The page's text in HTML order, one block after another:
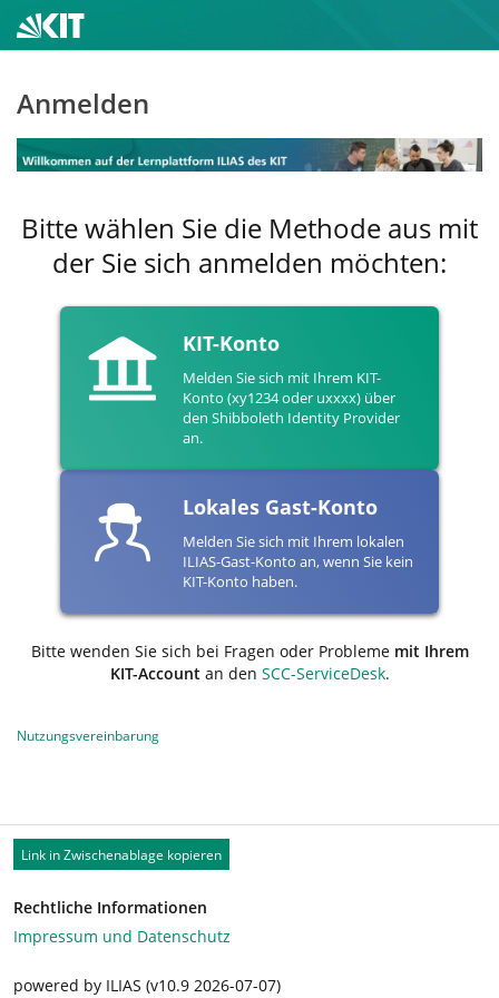
Anmelden
Bitte wählen Sie die Methode aus mit
der Sie sich anmelden möchten:
KIT-Konto
Melden Sie sich mit Ihrem KIT-
Konto (xy1234 oder uxxxx) über
den Shibboleth Identity Provider
an.
Lokales Gast-Konto
Melden Sie sich mit Ihrem lokalen
ILIAS-Gast-Konto an, wenn Sie kein
KIT-Konto haben.
Bitte wenden Sie sich bei Fragen oder Probleme mit Ihrem
KIT-Accountan den SCC-ServiceDesk.
Nutzungsvereinbarung
Link in Zwischenablage kopieren
Rechtliche Informationen
Impressum und Datenschutz
powered by ILIAS (v10.9 2026-07-07)